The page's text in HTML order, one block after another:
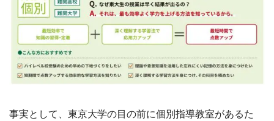
事実として、東京大学の目の前に個別指導教室があるた